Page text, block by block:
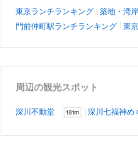
東京ランチランキング 築地・湾
門前仲町駅ランチランキング 東
周辺の観光スポット
深川不動堂 181m 深川七福神め